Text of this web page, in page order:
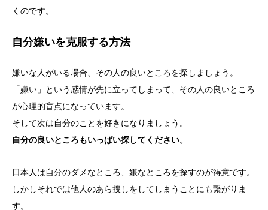
くのです。
自分嫌いを克服する方法
嫌いな人がいる場合、その人の良いところを探しましょう。
「嫌い」という感情が先に立ってしまって、その人の良いところ
が心理的盲点になっています。
そして次は自分のことを好きになりましょう。
自分の良いところもいっぱい探してください。
日本人は自分のダメなところ、嫌なところを探すのが得意です。
しかしそれでは他人のあら捜しをしてしまうことにも繋がりま
す。